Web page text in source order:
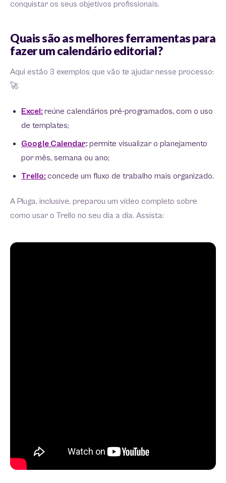
conquistar os seus objetivos profissionais.
Quais são as melhores ferramentas para
fazer um calendário editorial?
Aqui estão 3 exemplos que vão te ajudar nesse processo:
🚀
Excel: reúne calendários pré-programados, com o uso
de templates;
Google Calendar: permite visualizar o planejamento
por mês, semana ou ano;
Trello: concede um fluxo de trabalho mais organizado.
A Pluga, inclusive, preparou um vídeo completo sobre
como usar o Trello no seu dia a dia. Assista: